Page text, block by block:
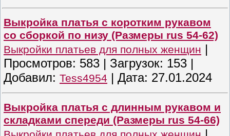
Выкройка платья с коротким рукавом
со сборкой по низу (Размеры rus 54-62)
Выкройки платьев для полных женщин |
Просмотров: 583 | Загрузок: 153 |
Добавил: Tess4954 | Дата: 27.01.2024
Выкройка платья с длинным рукавом и
складками спереди (Размеры rus 54-66)